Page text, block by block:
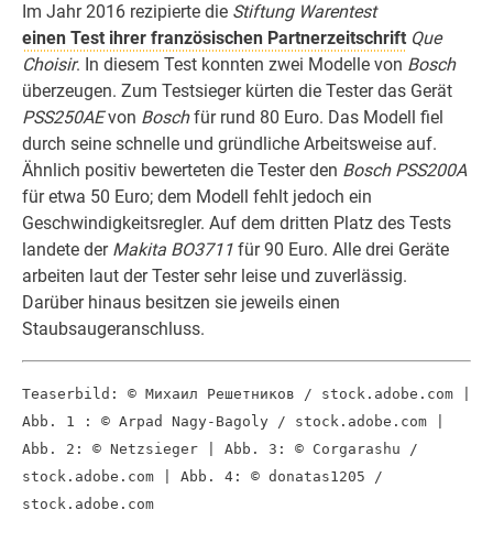
Im Jahr 2016 rezipierte die Stiftung Warentest
einen Test ihrer französischen Partnerzeitschrift Que
Choisir. In diesem Test konnten zwei Modelle von Bosch
überzeugen. Zum Testsieger kürten die Tester das Gerät
PSS250AEvon Boschfür rund 80 Euro. Das Modell fiel
durch seine schnelle und gründliche Arbeitsweise auf.
Ähnlich positiv bewerteten die Tester den Bosch PSS200A
für etwa 50 Euro; dem Modell fehlt jedoch ein
Geschwindigkeitsregler. Auf dem dritten Platz des Tests
landete der Makita BO3711 für 90 Euro. Alle drei Geräte
arbeiten laut der Tester sehr leise und zuverlässig.
Darüber hinaus besitzen sie jeweils einen
Staubsaugeranschluss.
Teaserbild: © Михаил Решетников / stock.adobe.com |
Abb. 1 : © Arpad Nagy-Bagoly / stock.adobe.com |
Abb. 2: © Netzsieger | Abb. 3: © Corgarashu /
stock.adobe.com | Abb. 4: © donatas1205 /
stock.adobe.com